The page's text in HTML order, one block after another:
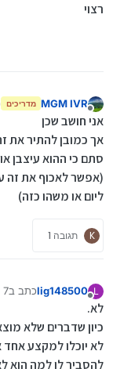
רצוי
MGM IVR מדריכים
אני חושב שכן
אך כמובן להתיר את
סתם כי ההוא עיצבן
(אפשר לאכוף את זה
ליום או משהו כזה)
K תגובה 1
L
lig148500כתב ב7 במאי 2020, 2:10
נערך
לא.
כיון שדברים שלא
לא יוכלו למקצע אחד
להסביר לו למה הוא